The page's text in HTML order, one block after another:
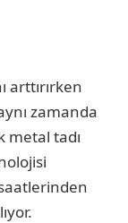
arttırırken
zamanda
metal tadı